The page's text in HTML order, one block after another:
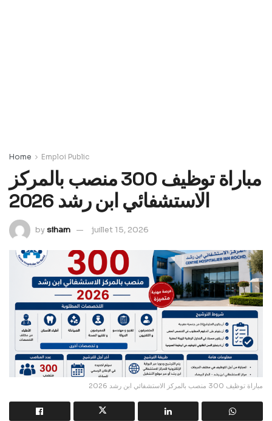
Home Emploi Public
مباراة توظيف 300 منصب بالمركز
الاستشفائي ابن رشد 2026
bysiham juillet 15, 2026
مباراة توظيف 300 منصب بالمركز الاستشفائي ابن رشد 2026